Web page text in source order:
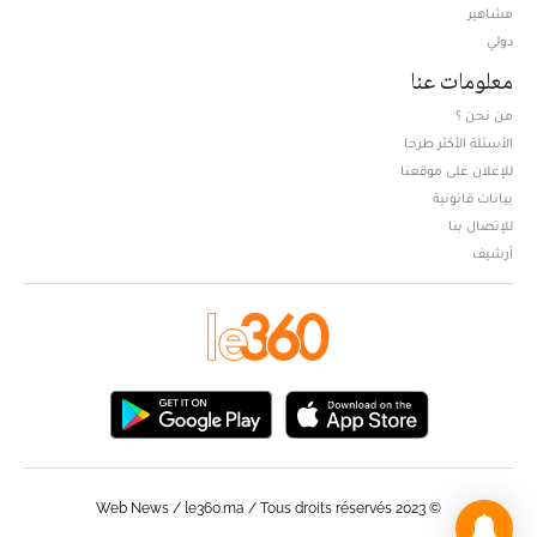
مشاهير
دولي
معلومات عنا
من نحن ؟
الأسئلة الأكثر طرحا
للإعلان على موقعنا
بيانات قانونية
للإتصال بنا
أرشيف
© Web News / le360.ma / Tous droits réservés 2023